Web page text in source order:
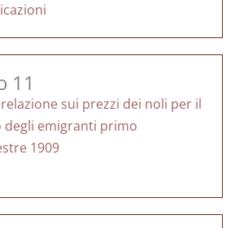
11
sui prezzi dei noli per il
emigranti primo
1909